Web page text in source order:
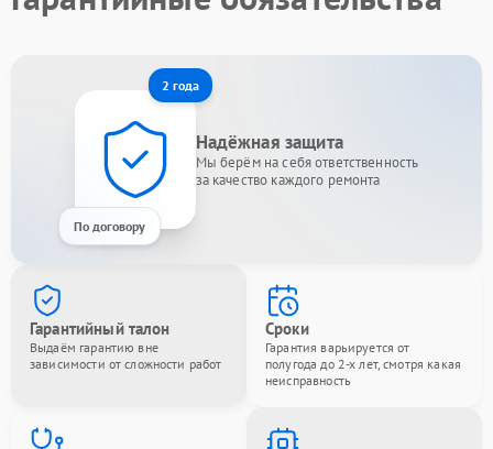
2 года
По договору
Надёжная защита
Мы берём на себя ответственность
за качество каждого ремонта
Гарантийный талон
Выдаём гарантию вне
зависимости от сложности работ
Сроки
Гарантия варьируется от
полугода до 2-х лет, смотря какая
неисправность